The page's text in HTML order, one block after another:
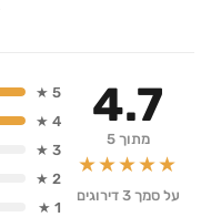
4.7
מתוך 5
★★★★★
על סמך 3 דירוגים
5 ★
4 ★
3 ★
2 ★
1 ★